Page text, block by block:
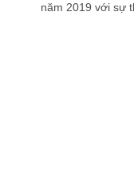
năm 2019 với sự